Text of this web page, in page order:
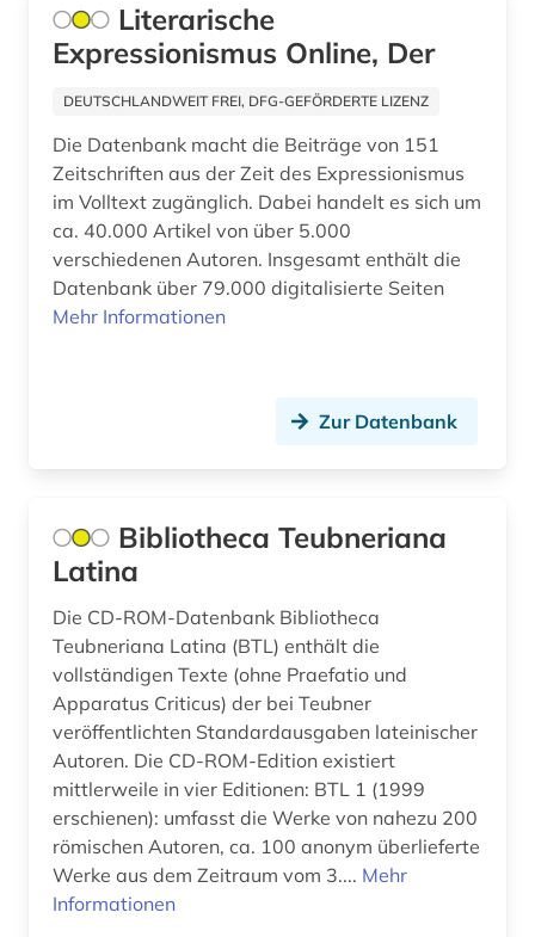
digitalisat (1)
dobroljubov (1)
drama (1)
druck (2)
drucklegung (1)
druckwerk (1)
empfindsamkeit (2)
eneasroman (2)
england (6)
englisch (22)
englisches sprachgebiet (5)
enzyklopädie (7)
epik (1)
Russland, Sowjetunion (10)
Schweden (2)
Schweiz (3)
Serbien (2)
Skandinavien (3)
Slowakei (1)
Suedosteuropa (1)
USA (15)
Ukraine (3)
Ungarn (2)
Literarische
Expressionismus Online, Der
DEUTSCHLANDWEIT FREI, DFG-GEFÖRDERTE LIZENZ
Die Datenbank macht die Beiträge von 151
Zeitschriften aus der Zeit des Expressionismus
im Volltext zugänglich. Dabei handelt es sich um
ca. 40.000 Artikel von über 5.000
verschiedenen Autoren. Insgesamt enthält die
Datenbank über 79.000 digitalisierte Seiten
Mehr Informationen
Zur Datenbank
Bibliotheca Teubneriana
Latina
Die CD-ROM-Datenbank Bibliotheca
Teubneriana Latina (BTL) enthält die
vollständigen Texte (ohne Praefatio und
Apparatus Criticus) der bei Teubner
veröffentlichten Standardausgaben lateinischer
Autoren. Die CD-ROM-Edition existiert
mittlerweile in vier Editionen: BTL 1 (1999
erschienen): umfasst die Werke von nahezu 200
römischen Autoren, ca. 100 anonym überlieferte
Werke aus dem Zeitraum vom 3.... Mehr
Informationen